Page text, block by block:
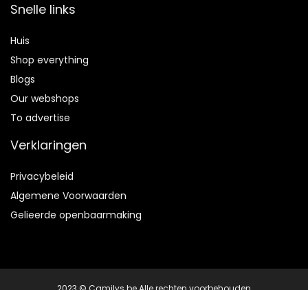
Snelle links
Huis
Shop everything
Blogs
Our webshops
To advertise
Verklaringen
Privacybeleid
Algemene Voorwaarden
Gelieerde openbaarmaking